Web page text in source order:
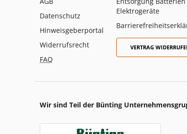
Datenschutz
Hinweisgeberportal
Widerrufsrecht
FAQ
Elektrogeräte
VERTRAG
Wir sind Teil der Bünting